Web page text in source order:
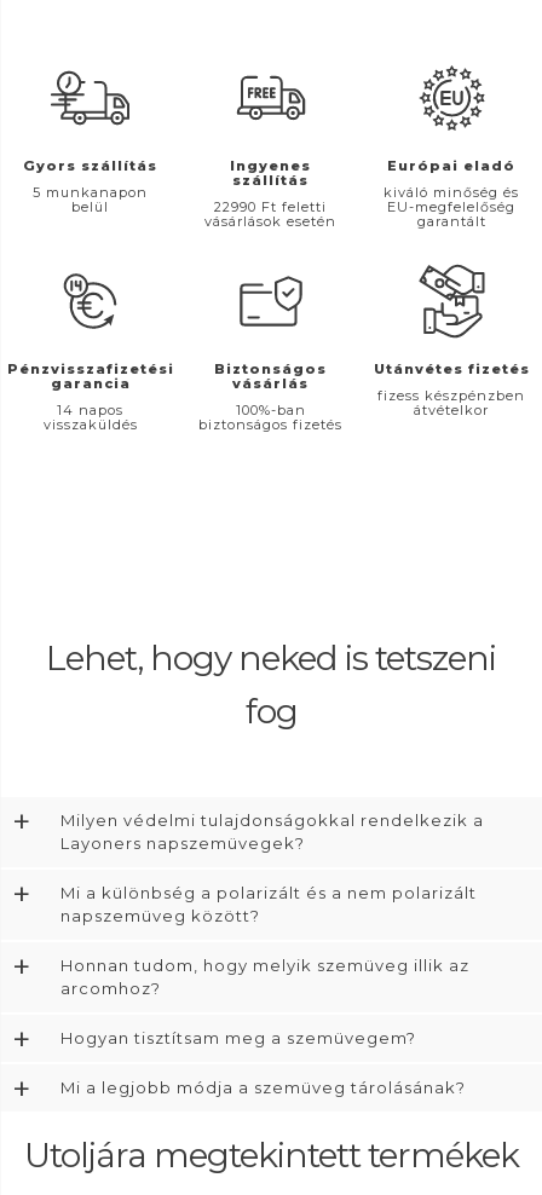
Gyors szállítás
5 munkanapon
belül
Ingyenes
szállítás
22990 Ft feletti
vásárlások esetén
Európai eladó
kiváló minőség és
EU-megfelelőség
garantált
Pénzvisszafizetési
garancia
14 napos
visszaküldés
Biztonságos
vásárlás
100%-ban
biztonságos fizetés
Utánvétes fizetés
fizess készpénzben
átvételkor
Lehet, hogy neked is tetszeni
fog
+
Milyen védelmi tulajdonságokkal rendelkezik a
Layoners napszemüvegek?
+
Mi a különbség a polarizált és a nem polarizált
napszemüveg között?
+
Honnan tudom, hogy melyik szemüveg illik az
arcomhoz?
+ Hogyan tisztítsam meg a szemüvegem?
+ Mi a legjobb módja a szemüveg tárolásának?
Utoljára megtekintett termékek